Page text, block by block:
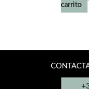
era:
850,00€.
carrito